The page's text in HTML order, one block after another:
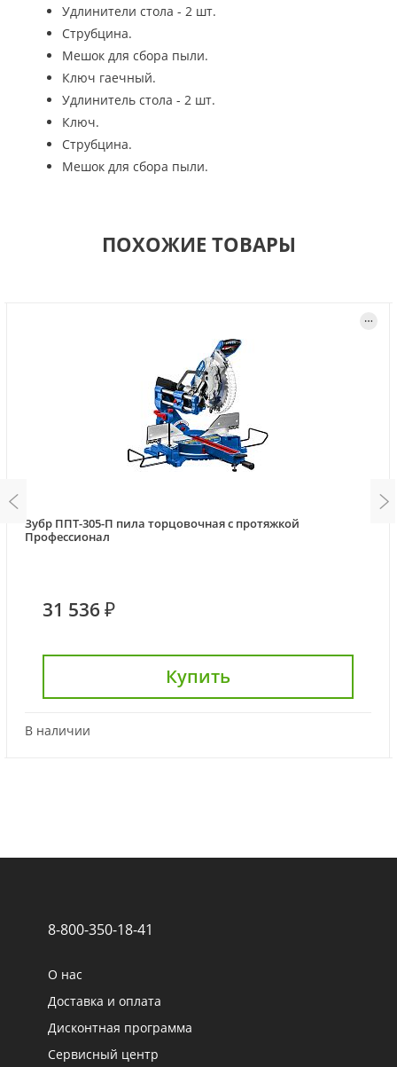
Удлинители стола - 2 шт.
Струбцина.
Мешок для сбора пыли.
Ключ гаечный.
Удлинитель стола - 2 шт.
Ключ.
Струбцина.
Мешок для сбора пыли.
ПОХОЖИЕ ТОВАРЫ
Зубр ППТ-305-П пила торцовочная с протяжкой
Профессионал
31 536 ₽
Купить
В наличии
8-800-350-18-41
О нас
Доставка и оплата
Дисконтная программа
Сервисный центр